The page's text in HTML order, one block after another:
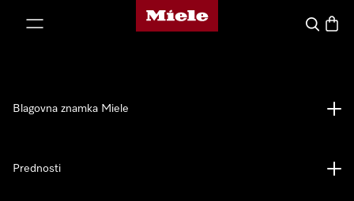
Domača stran Miele
Iskanje
Blagovna znamka Miele
Prednosti